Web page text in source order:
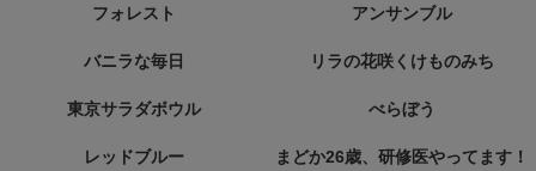
フォレスト アンサンブル
バニラな毎日 リラの花咲くけものみち
東京サラダボウル べらぼう
レッドブルー まどか26歳、研修医やってます！